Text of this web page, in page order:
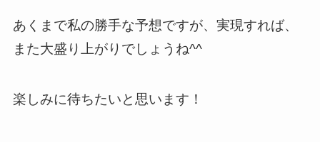
あくまで私の勝手な予想ですが、実現すれば、
また大盛り上がりでしょうね^^
楽しみに待ちたいと思います！